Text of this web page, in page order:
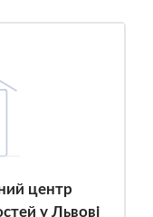
центр
у Львові